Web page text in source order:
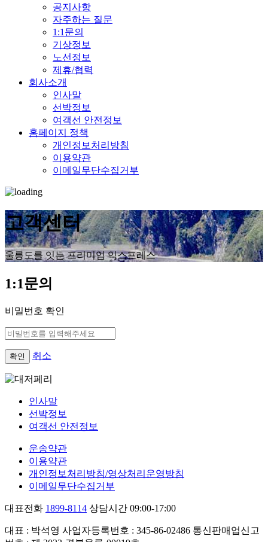
공지사항
자주하는 질문
1:1문의
기상정보
노선정보
제휴/협력
회사소개
인사말
선박정보
여객선 안전정보
홈페이지 정책
개인정보처리방침
이용약관
이메일무단수집거부
고객센터
울릉도를 잇는 프리미엄 익스프레스
1:1문의
비밀번호 확인
확인 취소
인사말
선박정보
여객선 안전정보
운송약관
이용약관
개인정보처리방침/영상처리운영방침
이메일무단수집거부
대표전화 1899-8114 상담시간 09:00-17:00
대표 : 박석영 사업자등록번호 : 345-86-02486 통신판매업신고